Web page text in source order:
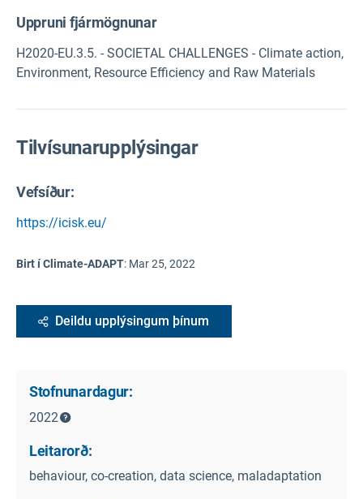
Uppruni fjármögnunar
H2020-EU.3.5. - SOCIETAL CHALLENGES - Climate action,
Environment, Resource Efficiency and Raw Materials
Tilvísunarupplýsingar
Vefsíður:
https://icisk.eu/
Birt í Climate-ADAPT: Mar 25, 2022
Deildu upplýsingum þínum
Stofnunardagur:
2022
Leitarorð:
behaviour, co-creation, data science, maladaptation